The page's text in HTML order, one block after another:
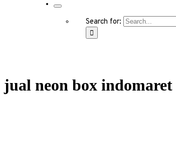
Search for:
jual neon box indomaret